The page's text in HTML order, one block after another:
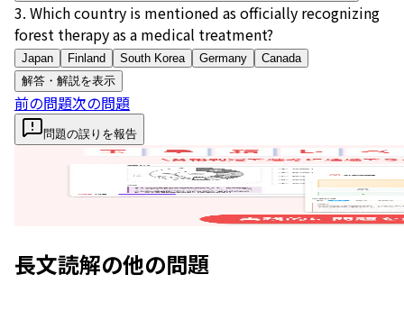
3. Which country is mentioned as officially recognizing
forest therapy as a medical treatment?
Japan Finland South Korea Germany
Canada
解答・解説を表示
前の問題次の問題
問題の誤りを報告
長文読解の他の問題